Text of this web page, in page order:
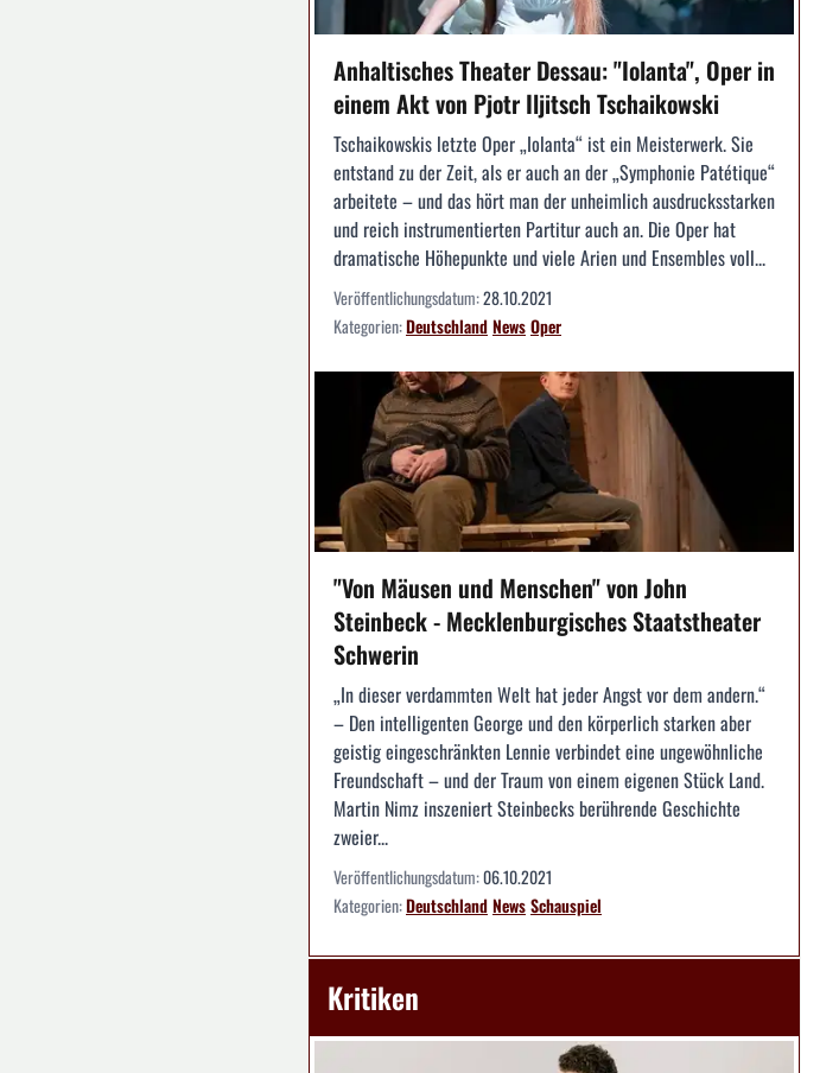
Anhaltisches Theater Dessau: "Iolanta", Oper in
einem Akt von Pjotr Iljitsch Tschaikowski
Tschaikowskis letzte Oper „Iolanta“ ist ein Meisterwerk. Sie
entstand zu der Zeit, als er auch an der „Symphonie Patétique“
arbeitete – und das hört man der unheimlich ausdrucksstarken
und reich instrumentierten Partitur auch an. Die Oper hat
dramatische Höhepunkte und viele Arien und Ensembles voll...
Veröffentlichungsdatum:28.10.2021
Kategorien:DeutschlandNewsOper
"Von Mäusen und Menschen" von John
Steinbeck - Mecklenburgisches Staatstheater
Schwerin
„In dieser verdammten Welt hat jeder Angst vor dem andern.“
– Den intelligenten George und den körperlich starken aber
geistig eingeschränkten Lennie verbindet eine ungewöhnliche
Freundschaft – und der Traum von einem eigenen Stück Land.
Martin Nimz inszeniert Steinbecks berührende Geschichte
zweier...
Veröffentlichungsdatum:06.10.2021
Kategorien:DeutschlandNewsSchauspiel
Kritiken